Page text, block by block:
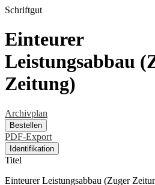
Schriftgut
Einteurer
Leistungsabbau
Zeitung)
Archivplan
Bestellen
PDF-Export
Identifikation
Titel
Einteurer Leistungsabbau (Zuger